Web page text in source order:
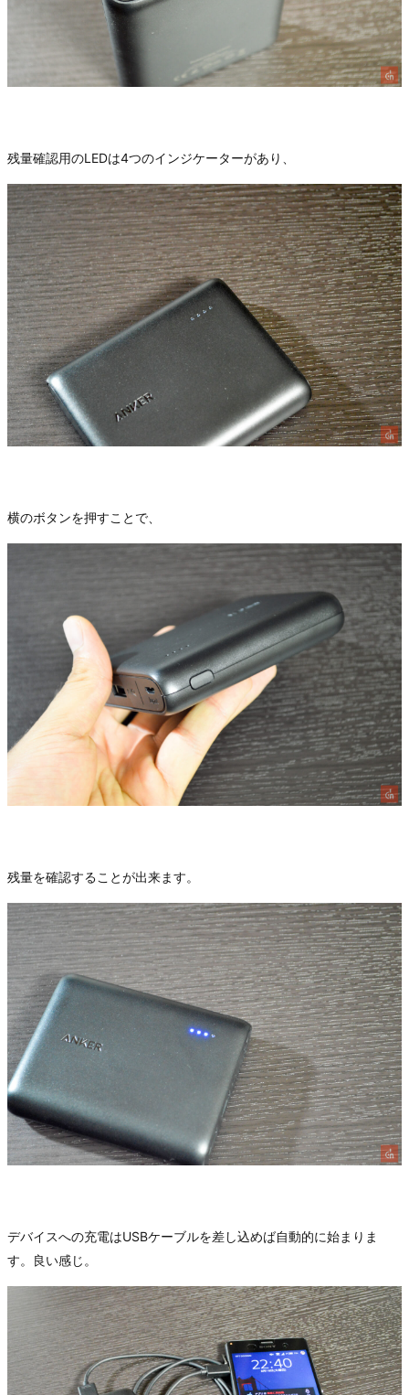
残量確認用のLEDは4つのインジケーターがあり、
横のボタンを押すことで、
残量を確認することが出来ます。
デバイスへの充電はUSBケーブルを差し込めば自動的に始まりま
す。良い感じ。